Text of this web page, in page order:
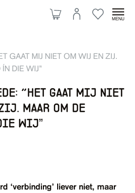
GAAT MIJ NIET OM WIJ EN ZIJ.
DIE WIJ”
“het gaat mij niet
maar om de
wij”
‘verbinding’ liever niet, maar